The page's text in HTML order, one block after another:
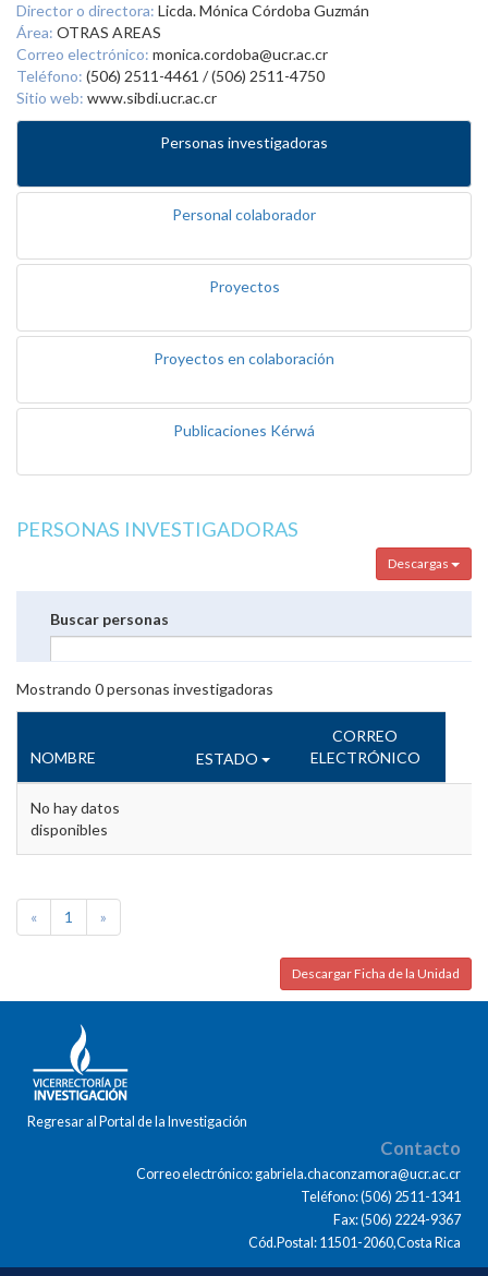
Director o directora: Licda. Mónica Córdoba Guzmán
Área: OTRAS AREAS
Correo electrónico: monica.cordoba@ucr.ac.cr
Teléfono: (506) 2511-4461 / (506) 2511-4750
Sitio web: www.sibdi.ucr.ac.cr
Personas investigadoras
Personal colaborador
Proyectos
Proyectos en colaboración
Publicaciones Kérwá
PERSONAS INVESTIGADORAS
Descargas
Buscar personas
Mostrando 0personas investigadoras
NOMBRE ESTADO
CORREO
ELECTRÓNICO
No hay datos
disponibles
« 1 »
Descargar Ficha de la Unidad
Regresar al Portal de la Investigación
Contacto
Correo electrónico: gabriela.chaconzamora@ucr.ac.cr
Teléfono: (506) 2511-1341
Fax: (506) 2224-9367
Cód.Postal: 11501-2060,Costa Rica